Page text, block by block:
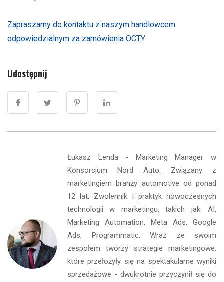
Zapraszamy do kontaktu z naszym handlowcem
odpowiedzialnym za zamówienia OCTY
Udostępnij
Łukasz Lenda - Marketing Manager w
Konsorcjum Nord Auto. Związany z
marketingiem branży automotive od ponad
12 lat. Zwolennik i praktyk nowoczesnych
technologii w marketingu, takich jak: AI,
Marketing Automation, Meta Ads, Google
Ads, Programmatic. Wraz ze swoim
zespołem tworzy strategie marketingowe,
które przełożyły się na spektakularne wyniki
sprzedażowe - dwukrotnie przyczynił się do